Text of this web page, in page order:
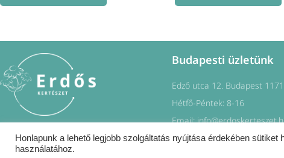
n
s
Budapesti üzletünk
Edző utca 12. Budapest 1171
Hétfő-Péntek: 8-16
Email:
Honlapunk a lehető legjobb szolgáltatás nyújtása érdekében
használatához.